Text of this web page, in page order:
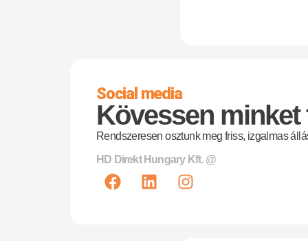
Social media
Kövessen
Rendszeresen osztunk meg friss, izgalmas
HD Direkt Hungary Kft. @